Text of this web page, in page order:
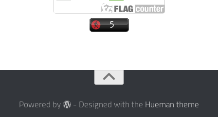
Powered by - Designed with the Hueman theme